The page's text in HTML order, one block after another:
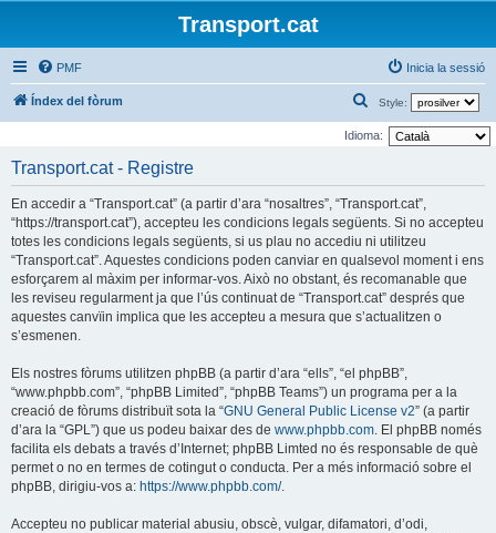
Transport.cat
PMF Inicia la sessió
Índex del fòrum Style:
e
a
Idioma:
Transport.cat - Registre
En accedir a “Transport.cat” (a partir d’ara “nosaltres”, “Transport.cat”,
“https://transport.cat”), accepteu les condicions legals següents. Si no accepteu
totes les condicions legals següents, si us plau no accediu ni utilitzeu
“Transport.cat”. Aquestes condicions poden canviar en qualsevol moment i ens
esforçarem al màxim per informar-vos. Això no obstant, és recomanable que
les reviseu regularment ja que l’ús continuat de “Transport.cat” després que
aquestes canvïin implica que les accepteu a mesura que s’actualitzen o
s’esmenen.
Els nostres fòrums utilitzen phpBB (a partir d’ara “ells”, “el phpBB”,
“www.phpbb.com”, “phpBB Limited”, “phpBB Teams”) un programa per a la
creació de fòrums distribuït sota la “GNU General Public License v2” (a partir
d’ara la “GPL”) que us podeu baixar des de www.phpbb.com . El phpBB només
facilita els debats a través d’Internet; phpBB Limted no és responsable de què
permet o no en termes de cotingut o conducta. Per a més informació sobre el
phpBB, dirigiu-vos a: https://www.phpbb.com/.
Accepteu no publicar material abusiu, obscè, vulgar, difamatori, d’odi,